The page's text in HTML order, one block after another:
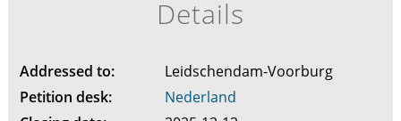
Details
Addressed to:
Leidschendam-Voorburg
Petition desk:
Nederland